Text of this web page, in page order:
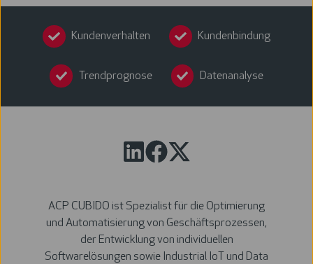
Kundenverhalten Kundenbindung
Trendprognose Datenanalyse
ACP CUBIDO ist Spezialist für die Optimierung
und Automatisierung von Geschäftsprozessen,
der Entwicklung von individuellen
Softwarelösungen sowie Industrial IoT und Data